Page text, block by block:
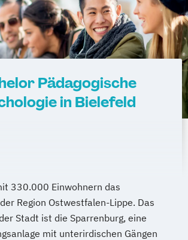
Pädagogische
in Bielefeld
330.000 Einwohnern das
Region Ostwestfalen-Lippe. Das
Stadt ist die Sparrenburg, eine
mit unterirdischen Gängen